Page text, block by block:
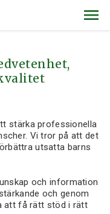
stärka professionella
Vi tror på att det
utsatta barns
och information
och genom
att få rätt stöd i rätt